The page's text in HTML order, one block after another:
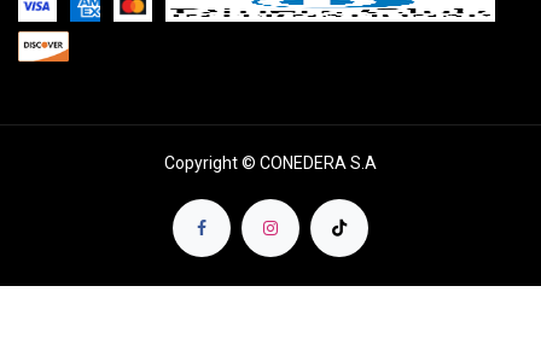
Copyright © CONEDERA S.A